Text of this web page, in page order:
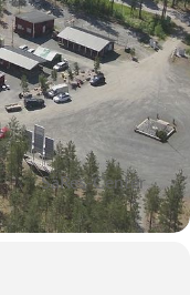
SäRes-Center